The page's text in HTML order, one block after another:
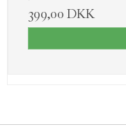
399,00 DKK